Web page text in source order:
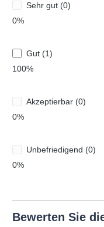
Sehr gut (0)
0%
Gut (1)
100%
Akzeptierbar (0)
0%
Unbefriedigend (0)
0%
Bewerten Sie